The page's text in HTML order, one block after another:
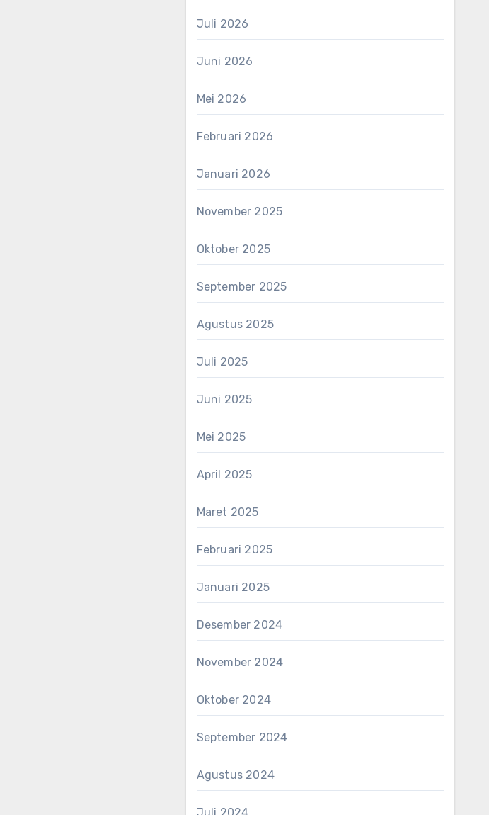
Juli 2026
Juni 2026
Mei 2026
Februari 2026
Januari 2026
November 2025
Oktober 2025
September 2025
Agustus 2025
Juli 2025
Juni 2025
Mei 2025
April 2025
Maret 2025
Februari 2025
Januari 2025
Desember 2024
November 2024
Oktober 2024
September 2024
Agustus 2024